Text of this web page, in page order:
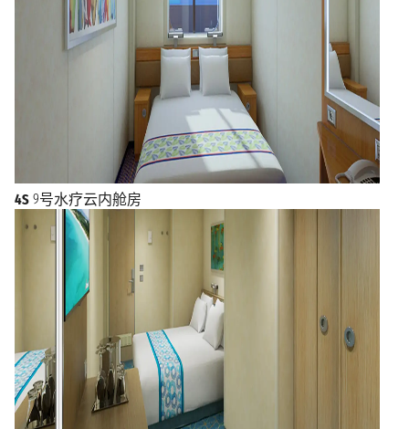
4S 9号水疗云内舱房